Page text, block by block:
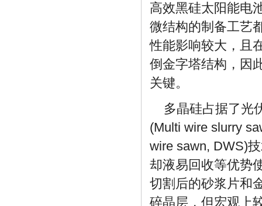
高效黑硅太阳能电
微结构的制备工艺
性能影响较大，且
倒金字塔结构，因
关键。
多晶硅占据了光
(Multi wire slurry
wire sawn, DWS)
却液易回收等优势
切割后的砂浆片和
碎晶层，但宏观上